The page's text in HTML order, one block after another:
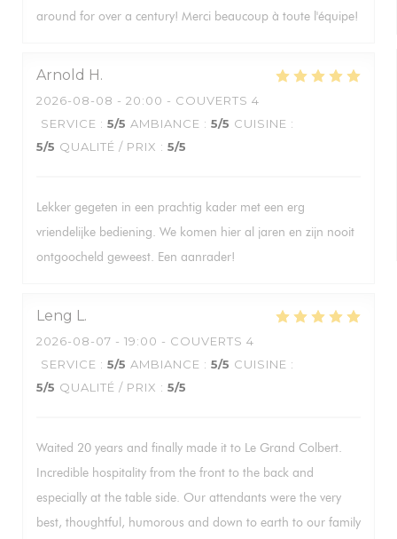
around for over a century! Merci beaucoup à toute l'équipe!
Arnold H
2026-08-08 - 20:00 - COUVERTS 4
SERVICE : 5/5 AMBIANCE : 5/5 CUISINE :
5/5 QUALITÉ / PRIX : 5/5
Lekker gegeten in een prachtig kader met een erg
vriendelijke bediening. We komen hier al jaren en zijn nooit
ontgoocheld geweest. Een aanrader!
Leng L
2026-08-07 - 19:00 - COUVERTS 4
SERVICE : 5/5 AMBIANCE : 5/5 CUISINE :
5/5 QUALITÉ / PRIX : 5/5
Waited 20 years and finally made it to Le Grand Colbert.
Incredible hospitality from the front to the back and
especially at the table side. Our attendants were the very
best, thoughtful, humorous and down to earth to our family